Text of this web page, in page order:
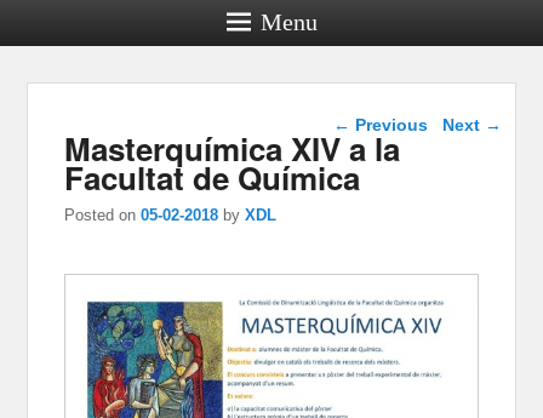
Menu
Post navigation
← Previous Next →
Masterquímica XIV a la
Facultat de Química
Posted on05-02-2018 byXDL